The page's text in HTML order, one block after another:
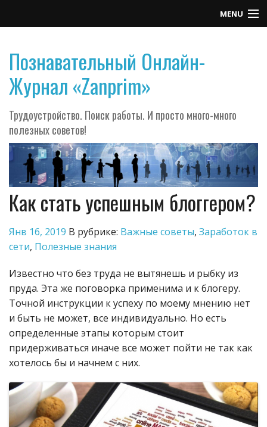
MENU
Познавательный Онлайн-
Журнал «Zanprim»
Трудоустройство. Поиск работы. И просто много-много
полезных советов!
Как стать успешным блоггером?
Янв 16, 2019 В рубрике: Важные советы, Заработок в
сети, Полезные знания
Известно что без труда не вытянешь и рыбку из
пруда. Эта же поговорка применима и к блогеру.
Точной инструкции к успеху по моему мнению нет
и быть не может, все индивидуально. Но есть
определенные этапы которым стоит
придерживаться иначе все может пойти не так как
хотелось бы и начнем с них.